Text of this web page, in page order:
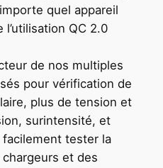
quel appareil
QC 2.0
de nos multiples
pour vérification de
plus de tension et
surintensité, et
facilement tester la
et des